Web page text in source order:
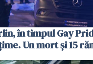
în timpul Gay
Un mort și 15